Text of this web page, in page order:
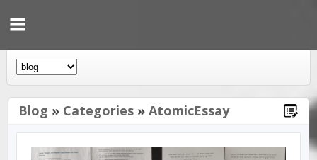
Blog » Categories » AtomicEssay